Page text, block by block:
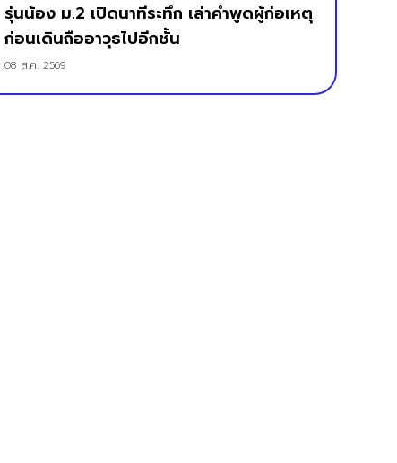
รุ่นน้อง ม.2 เปิดนาทีระทึก เล่าคำพูดผู้ก่อเหตุ
ก่อนเดินถืออาวุธไปอีกชั้น
08 ส.ค. 2569